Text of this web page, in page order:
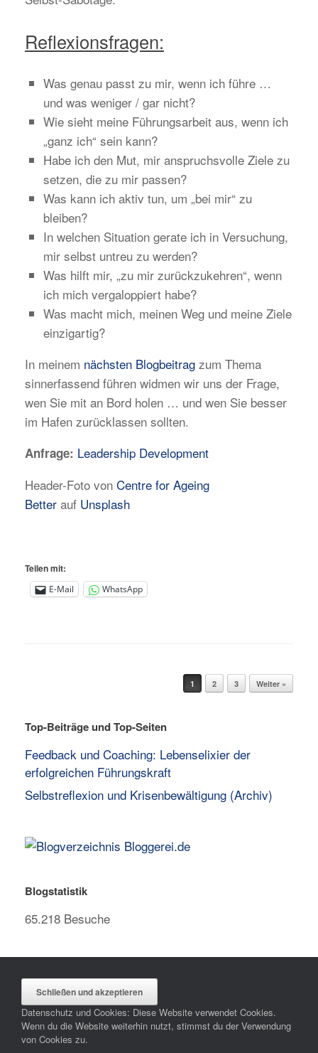
Reflexionsfragen:
Was genau passt zu mir, wenn ich führe …
und was weniger / gar nicht?
Wie sieht meine Führungsarbeit aus, wenn ich
„ganz ich“ sein kann?
Habe ich den Mut, mir anspruchsvolle Ziele zu
setzen, die zu mir passen?
Was kann ich aktiv tun, um „bei mir“ zu
bleiben?
In welchen Situation gerate ich in Versuchung,
mir selbst untreu zu werden?
Was hilft mir, „zu mir zurückzukehren“, wenn
ich mich vergaloppiert habe?
Was macht mich, meinen Weg und meine Ziele
einzigartig?
In meinem nächsten Blogbeitrag zum Thema
sinnerfassend führen widmen wir uns der Frage,
wen Sie mit an Bord holen … und wen Sie besser
im Hafen zurücklassen sollten.
Anfrage: Leadership Development
Header-Foto von Centre for Ageing
Better auf Unsplash
Teilen mit:
E-Mail WhatsApp
1 2 3 Weiter »
Top-Beiträge und Top-Seiten
Feedback und Coaching: Lebenselixier der
erfolgreichen Führungskraft
Selbstreflexion und Krisenbewältigung (Archiv)
Blogstatistik
65.218 Besuche
Datenschutz und Cookies: Diese Website verwendet Cookies.
Wenn du die Website weiterhin nutzt, stimmst du der Verwendung
von Cookies zu.